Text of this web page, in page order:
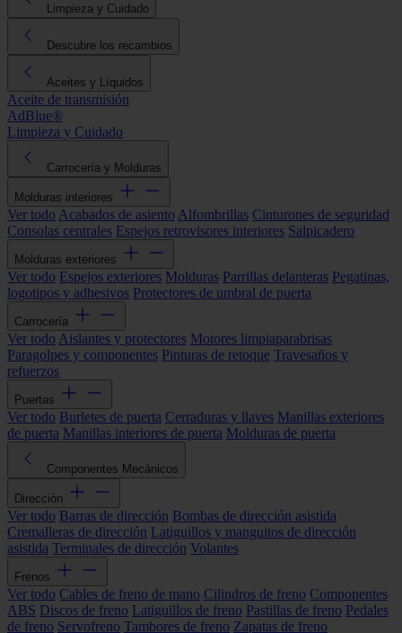
Limpieza y Cuidado
Descubre los recambios
Aceites y Líquidos
Aceite de transmisión
AdBlue®
Limpieza y Cuidado
Carrocería y Molduras
Molduras interiores
Ver todo Acabados de asiento Alfombrillas Cinturones de seguridad
Consolas centrales Espejos retrovisores interiores Salpicadero
Molduras exteriores
Ver todo Espejos exteriores Molduras Parrillas delanteras Pegatinas,
logotipos y adhesivos Protectores de umbral de puerta
Carrocería
Ver todo Aislantes y protectores Motores limpiaparabrisas
Paragolpes y componentes Pinturas de retoque Travesaños y
refuerzos
Puertas
Ver todo Burletes de puerta Cerraduras y llaves Manillas exteriores
de puerta Manillas interiores de puerta Molduras de puerta
Componentes Mecánicos
Dirección
Ver todo Barras de dirección Bombas de dirección asistida
Cremalleras de dirección Latiguillos y manguitos de dirección
asistida Terminales de dirección Volantes
Frenos
Ver todo Cables de freno de mano Cilindros de freno Componentes
ABS Discos de freno Latiguillos de freno Pastillas de freno Pedales
de freno Servofreno Tambores de freno Zapatas de freno